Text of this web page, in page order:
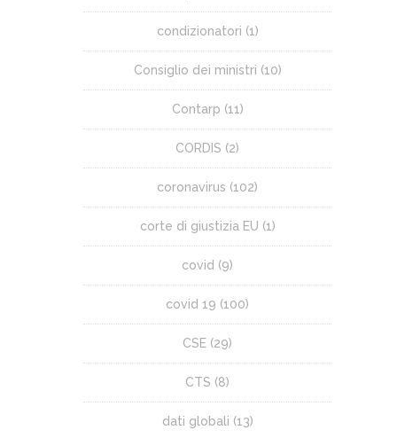
condizionatori (1)
Consiglio dei ministri (10)
Contarp (11)
CORDIS (2)
coronavirus (102)
corte di giustizia EU (1)
covid (9)
covid 19 (100)
CSE (29)
CTS (8)
dati globali (13)